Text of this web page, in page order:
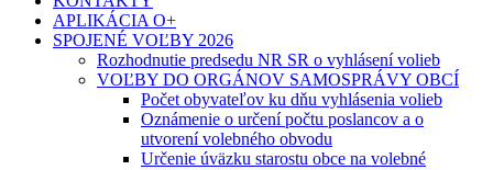
APLIKÁCIA O+
SPOJENÉ VOĽBY 2026
Rozhodnutie predsedu NR SR o vyhlásení volieb
VOĽBY DO ORGÁNOV SAMOSPRÁVY OBCÍ
Počet obyvateľov ku dňu vyhlásenia volieb
Oznámenie o určení počtu poslancov a o
utvorení volebného obvodu
Určenie úväzku starostu obce na volebné